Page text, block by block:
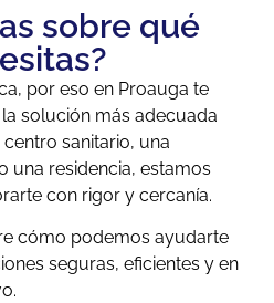
sobre qué
por eso en Proauga te
solución más adecuada
sanitario, una
una residencia, estamos
con rigor y cercanía.
cómo podemos ayudarte
seguras, eficientes y en